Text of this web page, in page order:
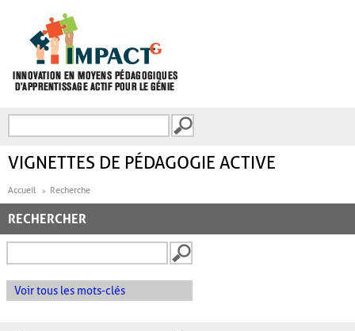
FORMULAIRE DE
VIGNETTES DE PÉDAGOGIE ACTIVE
Accueil Recherche
RECHERCHER
Voir tous les mots-clés